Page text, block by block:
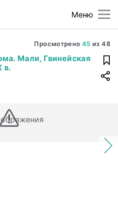
Меню
Просмотрено 45 из48
Мали, Гвинейская
в.